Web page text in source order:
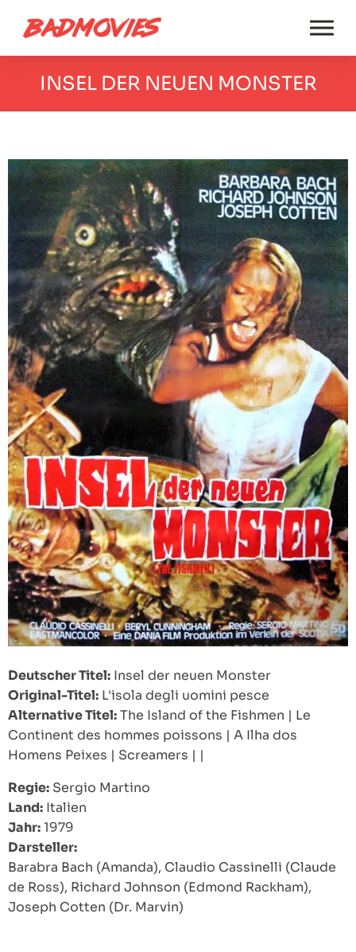
INSEL DER NEUEN MONSTER
Deutscher Titel: Insel der neuen Monster
Original-Titel: L'isola degli uomini pesce
Alternative Titel:The Island of the Fishmen | Le
Continent des hommes poissons | A Ilha dos
Homens Peixes | Screamers | |
Regie: Sergio Martino
Land: Italien
Jahr:1979
Darsteller:
Barabra Bach (Amanda), Claudio Cassinelli (Claude
de Ross), Richard Johnson (Edmond Rackham),
Joseph Cotten (Dr. Marvin)